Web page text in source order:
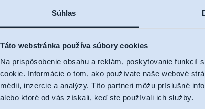
Súhlas
Táto webstránka používa súbory cookies
Na prispôsobenie obsahu a reklám, poskytovanie
cookie. Informácie o tom, ako používate naše webové
médií, inzercie a analýzy. Títo partneri môžu príslušné
alebo ktoré od vás získali, keď ste používali ich služby.